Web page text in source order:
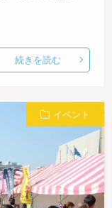
続きを読む
イベント